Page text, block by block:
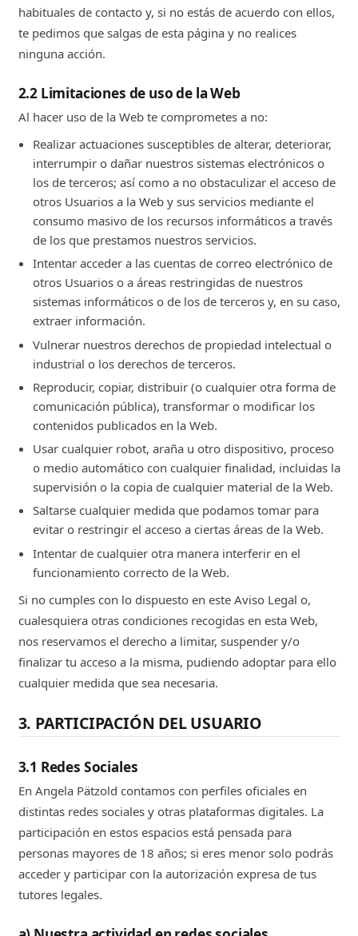
habituales de contacto y, si no estás de acuerdo con ellos,
te pedimos que salgas de esta página y no realices
ninguna acción.
2.2 Limitaciones de uso de la Web
Al hacer uso de la Web te comprometes a no:
Realizar actuaciones susceptibles de alterar, deteriorar,
interrumpir o dañar nuestros sistemas electrónicos o
los de terceros; así como a no obstaculizar el acceso de
otros Usuarios a la Web y sus servicios mediante el
consumo masivo de los recursos informáticos a través
de los que prestamos nuestros servicios.
Intentar acceder a las cuentas de correo electrónico de
otros Usuarios o a áreas restringidas de nuestros
sistemas informáticos o de los de terceros y, en su caso,
extraer información.
Vulnerar nuestros derechos de propiedad intelectual o
industrial o los derechos de terceros.
Reproducir, copiar, distribuir (o cualquier otra forma de
comunicación pública), transformar o modificar los
contenidos publicados en la Web.
Usar cualquier robot, araña u otro dispositivo, proceso
o medio automático con cualquier finalidad, incluidas la
supervisión o la copia de cualquier material de la Web.
Saltarse cualquier medida que podamos tomar para
evitar o restringir el acceso a ciertas áreas de la Web.
Intentar de cualquier otra manera interferir en el
funcionamiento correcto de la Web.
Si no cumples con lo dispuesto en este Aviso Legal o,
cualesquiera otras condiciones recogidas en esta Web,
nos reservamos el derecho a limitar, suspender y/o
finalizar tu acceso a la misma, pudiendo adoptar para ello
cualquier medida que sea necesaria.
3. PARTICIPACIÓN DEL USUARIO
3.1 Redes Sociales
En Angela Pätzold contamos con perfiles oficiales en
distintas redes sociales y otras plataformas digitales. La
participación en estos espacios está pensada para
personas mayores de 18 años; si eres menor solo podrás
acceder y participar con la autorización expresa de tus
tutores legales.